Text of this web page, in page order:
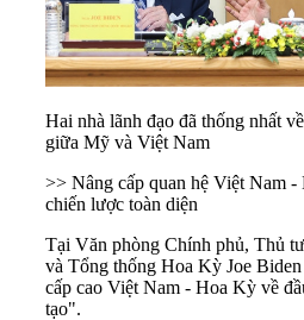
Hai nhà lãnh đạo đã thống nhất
giữa Mỹ và Việt Nam
>> Nâng cấp quan hệ Việt Nam
chiến lược toàn diện
Tại Văn phòng Chính phủ, Thủ
và Tổng thống Hoa Kỳ Joe
cấp cao Việt Nam - Hoa Kỳ về
tạo".